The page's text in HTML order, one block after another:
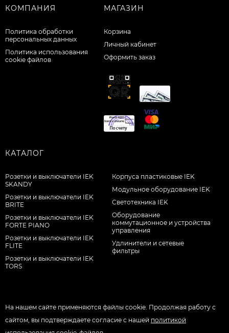
КОМПАНИЯ
Политика обработки
персональных данных
Политика использования
cookie файлов
МАГАЗИН
Корзина
Личный кабинет
Оформить заказ
КАТАЛОГ
Розетки и выключатели IEK
SKANDY
Розетки и выключатели IEK
BRITE
Розетки и выключатели IEK
FORTE PIANO
Розетки и выключатели IEK
FLITE
Розетки и выключатели IEK
TORS
Корпуса пластиковые IEK
Модульное оборудование IEK
Светотехника IEK
Оборудование
коммутационное и устройства
управления
Удлинители и сетевые
фильтры
На нашем сайте применяются файлы cookie. Продолжая работу с
сайтом, вы подтверждаете согласие с нашей политикой